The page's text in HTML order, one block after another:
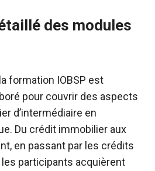
des modules
formation IOBSP est
pour couvrir des aspects
d’intermédiaire en
Du crédit immobilier aux
en passant par les crédits
participants acquièrent